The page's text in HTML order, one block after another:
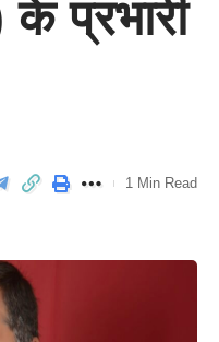
प्रभारी
1 Min Read